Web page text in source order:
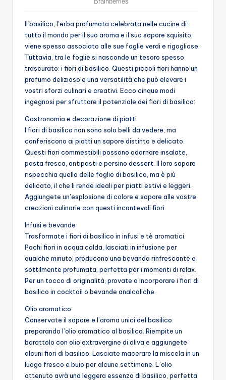
Il basilico, l’erba profumata celebrata nelle cucine di
tutto il mondo per il suo aroma e il suo sapore squisito,
viene spesso associato alle sue foglie verdi e rigogliose.
Tuttavia, tra le foglie si nasconde un tesoro spesso
trascurato: i fiori di basilico. Questi piccoli fiori hanno un
profumo delizioso e una versatilità che può elevare i
vostri sforzi culinari e creativi. Ecco cinque modi
ingegnosi per sfruttare il potenziale dei fiori di basilico:
Gastronomia e decorazione di piatti
I fiori di basilico non sono solo belli da vedere, ma
conferiscono ai piatti un sapore distinto e delicato.
Questi fiori commestibili possono adornare insalate,
pasta fresca, antipasti e persino dessert. Il loro sapore
rispecchia quello delle foglie di basilico, ma è più
delicato, il che li rende ideali per piatti estivi e leggeri.
Aggiungete un’esplosione di colore e sapore alle vostre
creazioni culinarie con questi incantevoli fiori.
Infusi e bevande
Trasformate i fiori di basilico in infusi e tè aromatici.
Pochi fiori in acqua calda, lasciati in infusione per
qualche minuto, producono una bevanda rinfrescante e
sottilmente profumata, perfetta per i momenti di relax.
Per un tocco di originalità, provate a incorporare i fiori di
basilico in cocktail o bevande analcoliche.
Olio aromatico
Conservate il sapore e l’aroma unici del basilico
preparando l’olio aromatico al basilico. Riempite un
barattolo con olio extravergine di oliva e aggiungete
alcuni fiori di basilico. Lasciate macerare la miscela in un
luogo fresco e buio per alcune settimane. L’olio
ottenuto avrà una leggera essenza di basilico, perfetta